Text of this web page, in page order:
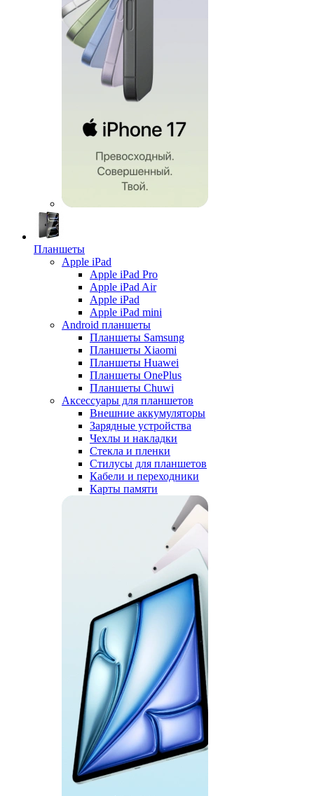
Планшеты
Apple iPad
Apple iPad Pro
Apple iPad Air
Apple iPad
Apple iPad mini
Android планшеты
Планшеты Samsung
Планшеты Xiaomi
Планшеты Huawei
Планшеты OnePlus
Планшеты Chuwi
Аксессуары для планшетов
Внешние аккумуляторы
Зарядные устройства
Чехлы и накладки
Стекла и пленки
Стилусы для планшетов
Кабели и переходники
Карты памяти